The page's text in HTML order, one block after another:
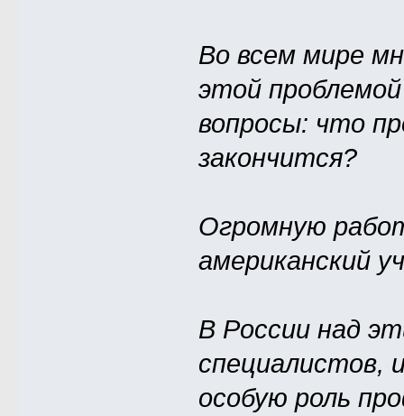
Во всем мире
этой
вопросы: что
закончится?
Огромную
американский
В России над
специалистов,
особую роль